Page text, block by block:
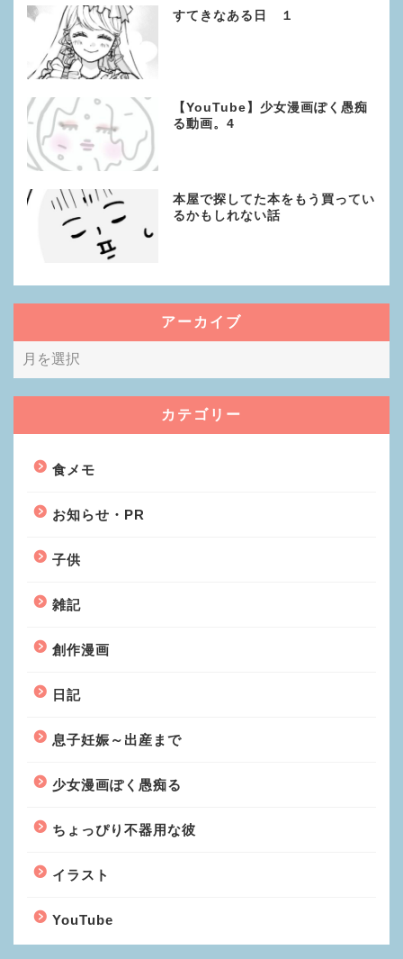
すてきなある日 １
【YouTube】少女漫画ぽく愚痴
る動画。4
本屋で探してた本をもう買ってい
るかもしれない話
アーカイブ
カテゴリー
食メモ
お知らせ・PR
子供
雑記
創作漫画
日記
息子妊娠～出産まで
少女漫画ぽく愚痴る
ちょっぴり不器用な彼
イラスト
YouTube